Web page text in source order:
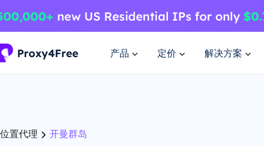
产品 定价 解决方案
位置代理 开曼群岛